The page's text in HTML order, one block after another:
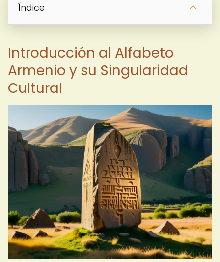
Índice
Introducción al Alfabeto
Armenio y su Singularidad
Cultural